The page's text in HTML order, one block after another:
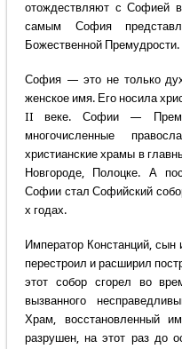
отождествляют с Софией
самым София
Божественной Премудрости.
София — это не только
женское имя. Его носила
II веке. Софии —
многочисленные
христианские храмы в
Новгороде, Полоцке. А
Софии стал Софийский
х годах.
Император Констанций, сын
перестроил и расширил
этот собор сгорел во
вызванного
Храм, восстановленный
разрушен, на этот раз до